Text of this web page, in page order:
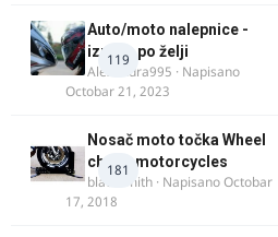
119
Auto/moto nalepnice -
izrada po želji
Alexandra995 · Napisano
Octobar 21, 2023
181
Nosač moto točka Wheel
chock motorcycles
blacksmith · NapisanoOctobar
17, 2018